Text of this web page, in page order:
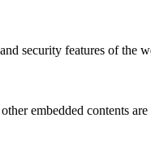
security features of the
embedded contents are